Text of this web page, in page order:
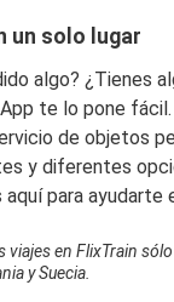
un solo lugar
algo? ¿Tienes
te lo pone
de objetos
y diferentes
aquí para ayudarte
viajes en FlixTrain
y Suecia.